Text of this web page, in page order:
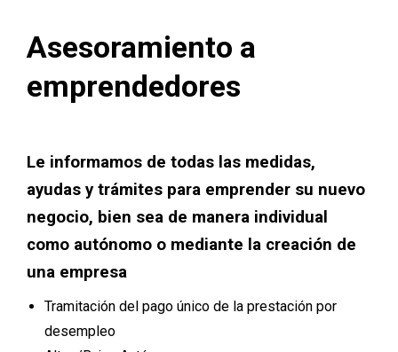
Asesoramiento a
emprendedores
Le informamos de todas las medidas,
ayudas y trámites para emprender su nuevo
negocio, bien sea de manera individual
como autónomo o mediante la creación de
una empresa
Tramitación del pago único de la prestación por
desempleo